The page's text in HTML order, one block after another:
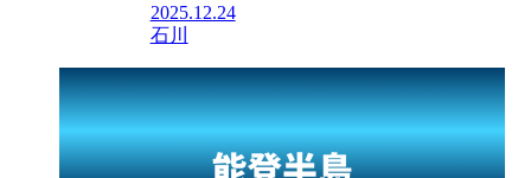
2025.12.24
石川